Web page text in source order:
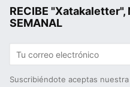
RECIBE "Xatakaletter",
SEMANAL
Suscribiéndote aceptas nuestra